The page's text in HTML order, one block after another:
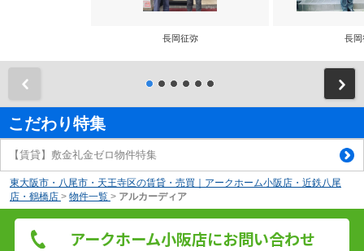
長岡征弥 長岡
こだわり特集
【賃貸】敷金礼金ゼロ物件特集
東大阪市・八尾市・天王寺区の賃貸・売買｜アークホーム小阪店・近鉄八尾
店・鶴橋店 > 物件一覧 > アルカーディア
アークホーム小阪店にお問い合わせ